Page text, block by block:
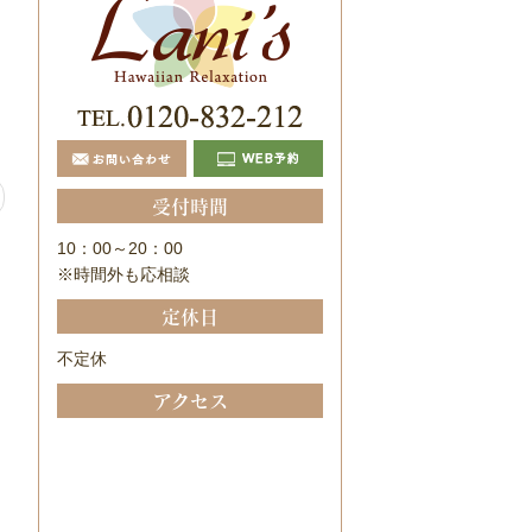
受付時間
10：00～20：00
※時間外も応相談
定休日
不定休
アクセス